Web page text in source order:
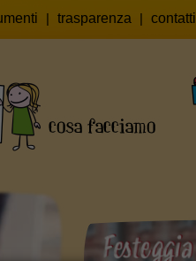
| trasparenza | contatti